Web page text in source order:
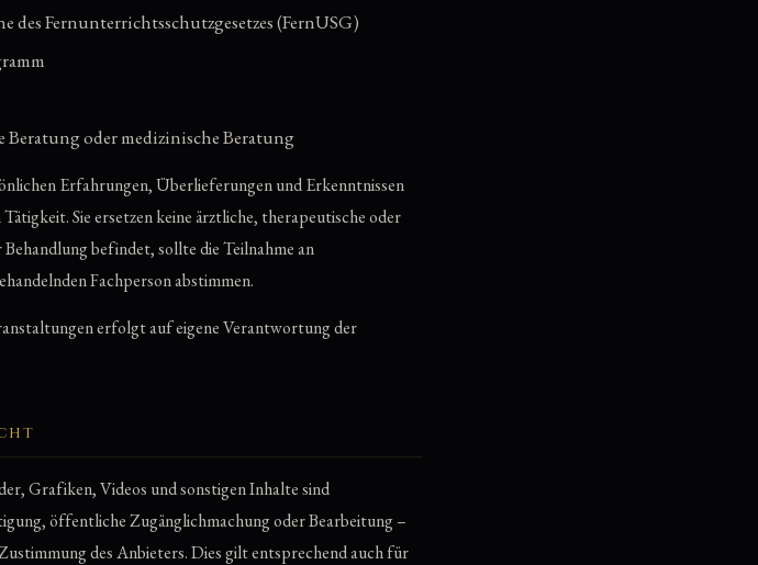
Fernunterrichtsschutzgesetzes (FernUSG)
oder medizinische Beratung
Erfahrungen, Überlieferungen und Erkenntnissen
Sie ersetzen keine ärztliche, therapeutische oder
befindet, sollte die Teilnahme an
Fachperson abstimmen.
erfolgt auf eigene Verantwortung der
Grafiken, Videos und sonstigen Inhalte sind
öffentliche Zugänglichmachung oder Bearbeitung –
des Anbieters. Dies gilt entsprechend auch für